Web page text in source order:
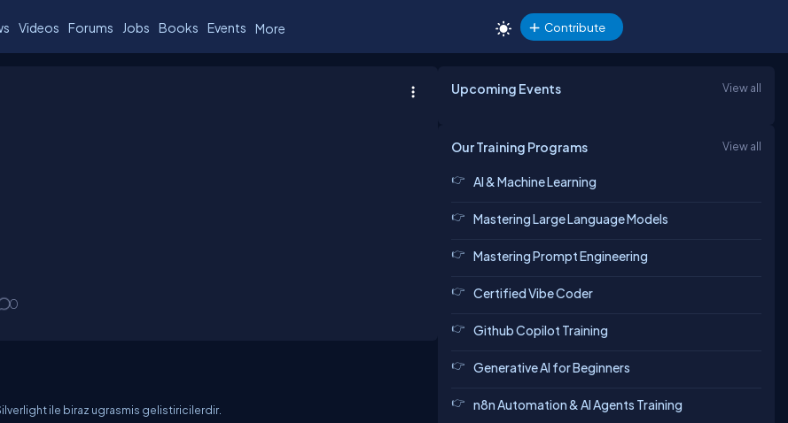
Videos Forums Jobs Books Events More Contribute
0
ile biraz ugrasmis gelistiricilerdir.
Upcoming Events View all
Our Training Programs View all
AI & Machine Learning
Mastering Large Language Models
Mastering Prompt Engineering
Certified Vibe Coder
Github Copilot Training
Generative AI for Beginners
n8n Automation & AI Agents Training